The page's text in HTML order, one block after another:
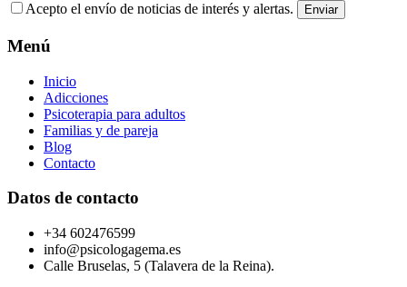
Acepto el envío de noticias de interés y alertas.
Menú
Inicio
Adicciones
Psicoterapia para adultos
Familias y de pareja
Blog
Contacto
Datos de contacto
+34 602476599
info@psicologagema.es
Calle Bruselas, 5 (Talavera de la Reina).